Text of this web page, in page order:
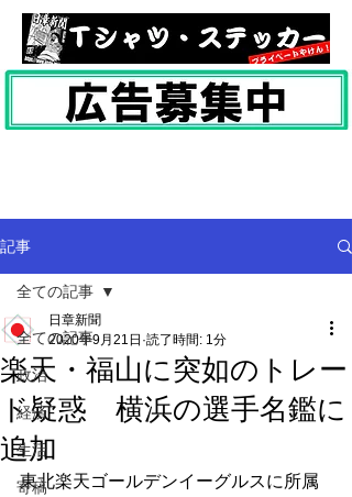
記事
全ての記事
政治
経済
生活
寄稿
全ての記事
楽天・福山に突如のトレー
ド疑惑 横浜の選手名鑑に
追加
日章新聞
2020年9月21日 読了時間: 1分
東北楽天ゴールデンイーグルスに所属